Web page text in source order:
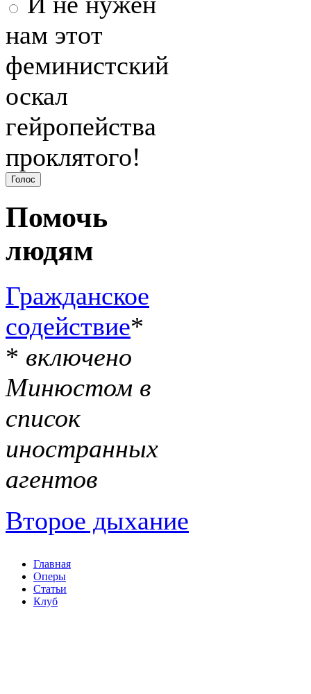
нам этот
феминистский
оскал
гейропейства
проклятого!
Помочь
людям
Гражданское
содействие*
* включено
Минюстом в
список
иностранных
агентов
Второе дыхание
Главная
Оперы
Статьи
Клуб